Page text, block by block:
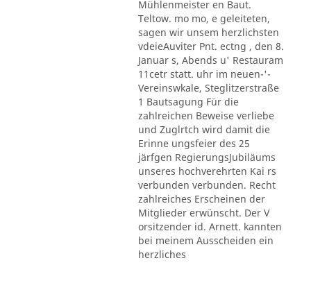
Mühlenmeister en Baut.
Teltow. mo mo, e geleiteten,
sagen wir unsem herzlichsten
vdeieAuviter Pnt. ectng , den 8.
Januar s, Abends u' Restauram
11cetr statt. uhr im neuen-'-
Vereinswkale, Steglitzerstraße
1 Bautsagung Für die
zahlreichen Beweise verliebe
und Zuglrtch wird damit die
Erinne ungsfeier des 25
järfgen RegierungsJubiläums
unseres hochverehrten Kai rs
verbunden verbunden. Recht
zahlreiches Erscheinen der
Mitglieder erwünscht. Der V
orsitzender id. Arnett. kannten
bei meinem Ausscheiden ein
herzliches